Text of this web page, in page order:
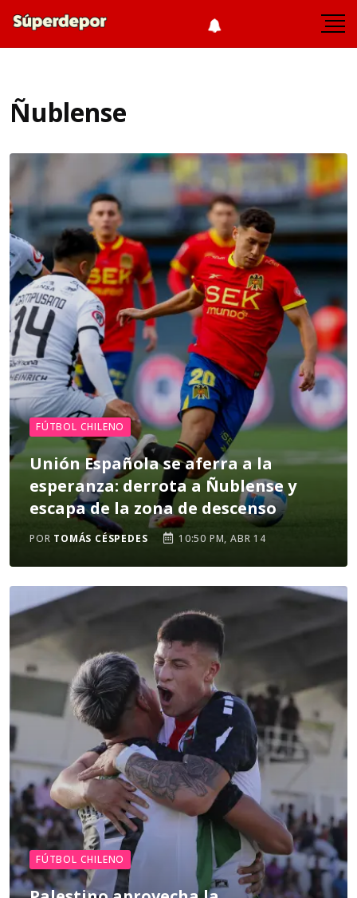
Ñublense
FÚTBOL CHILENO
Unión Española se aferra a la
esperanza: derrota a Ñublense y
escapa de la zona de descenso
POR TOMÁS CÉSPEDES 10:50 PM, ABR 14
FÚTBOL CHILENO